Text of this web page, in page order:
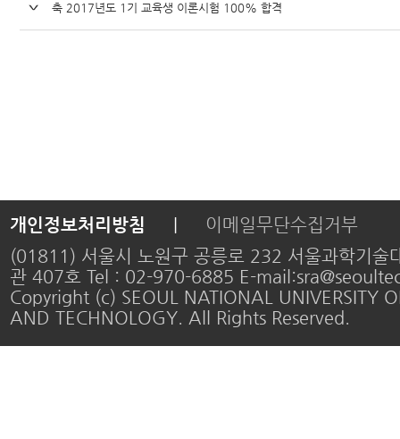
축 2017년도 1기 교육생 이론시험 100% 합격
개인정보처리방침
이메일무단수집거부
(01811) 서울시 노원구 공릉로 232 서울과학기술
관 407호 Tel : 02-970-6885 E-
Copyright (c) SEOUL NATIONAL UNIVERSITY
AND TECHNOLOGY. All Rights Reserved.